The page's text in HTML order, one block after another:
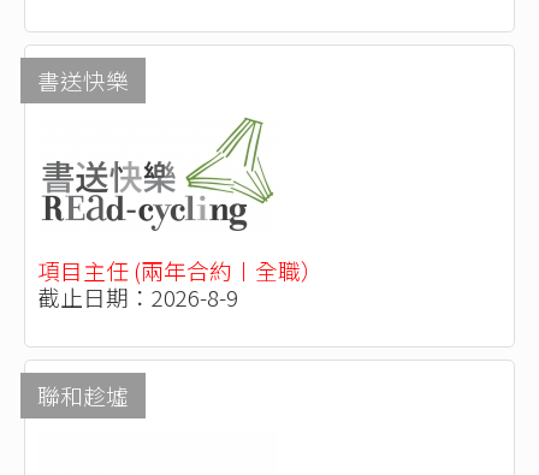
書送快樂
項目主任 (兩年合約〡全職）
截止日期：2026-8-9
聯和趁墟